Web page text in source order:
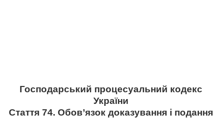
Господарський процесуальний кодекс
України
Стаття 74. Обов’язок доказування і подання